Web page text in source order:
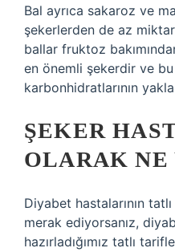
Bal ayrıca sakaroz ve
şekerlerden de az
ballar fruktoz
en önemli şekerdir ve
karbonhidratlarının
ŞEKER
OLARAK
Diyabet hastalarının
merak ediyorsanız,
hazırladığımız tatlı